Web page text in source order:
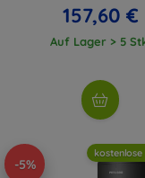
157,60 €
Auf Lager > 5
-5%